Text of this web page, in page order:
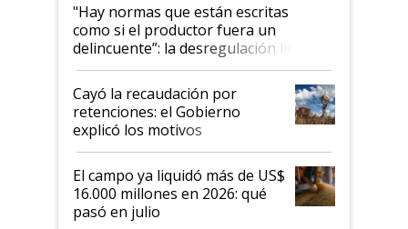
"Hay normas que están escritas
como si el productor fuera un
delincuente”: la desregulación llegó
al Congreso Aapresid y hasta se
habló del financiamiento al IPCVA
Cayó la recaudación por
retenciones: el Gobierno
explicó los motivos
El campo ya liquidó más de US$
16.000 millones en 2026: qué
pasó en julio